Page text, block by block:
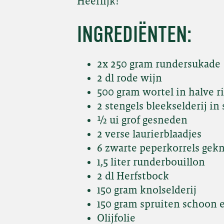
INGREDIËNTEN:
2x 250 gram rundersukade
2 dl rode wijn
500 gram wortel in halve
2 stengels bleekselderij in
½ ui grof gesneden
2 verse laurierblaadjes
6 zwarte peperkorrels
1,5 liter runderbouillon
2 dl Herfstbock
150 gram knolselderij
150 gram spruiten schoon
Olijfolie